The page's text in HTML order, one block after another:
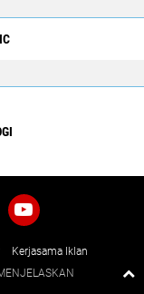
Kerjasama Iklan